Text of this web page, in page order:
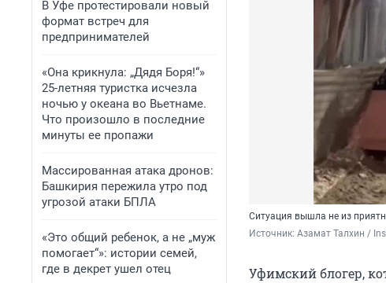
В Уфе протестировали новый
формат встреч для
предпринимателей
«Она крикнула: „Дядя Боря!“»
25-летняя туристка исчезла
ночью у океана во Вьетнаме.
Что произошло в последние
минуты ее пропажи
Массированная атака дронов:
Башкирия пережила утро под
угрозой атаки БПЛА
«Это общий ребенок, а не „муж
помогает“»: истории семей,
где в декрет ушел отец
Ситуация вышла не из
Источник: Азамат Талхин /
Уфимский блогер,